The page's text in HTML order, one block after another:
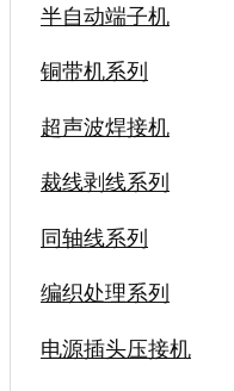
半自动端子机
铜带机系列
超声波焊接机
裁线剥线系列
同轴线系列
编织处理系列
电源插头压接机